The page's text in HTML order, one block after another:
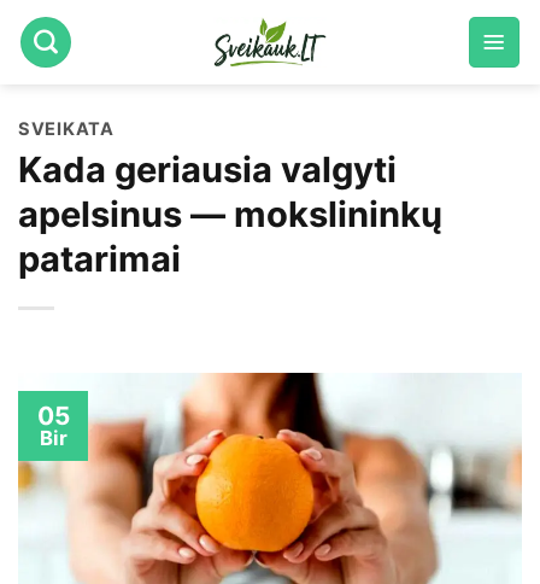
Skip
to
SVEIKATA
Kada geriausia valgyti
apelsinus — mokslininkų
patarimai
05
Bir